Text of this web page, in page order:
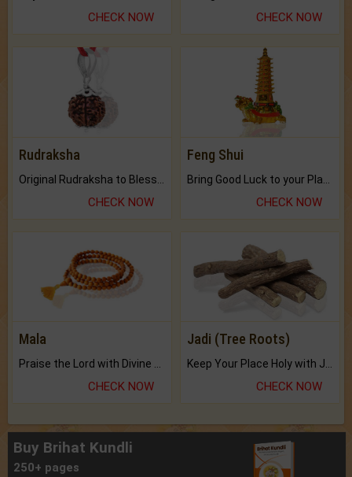
CHECK NOW CHECK NOW
Rudraksha
CHECK NOW
Feng Shui
CHECK NOW
Mala
Praise the Lord with Divine Energies of Mala.
CHECK NOW
Jadi (Tree Roots)
Keep Your Place Holy with Jadi.
CHECK NOW
Buy Brihat Kundli
250+ pages